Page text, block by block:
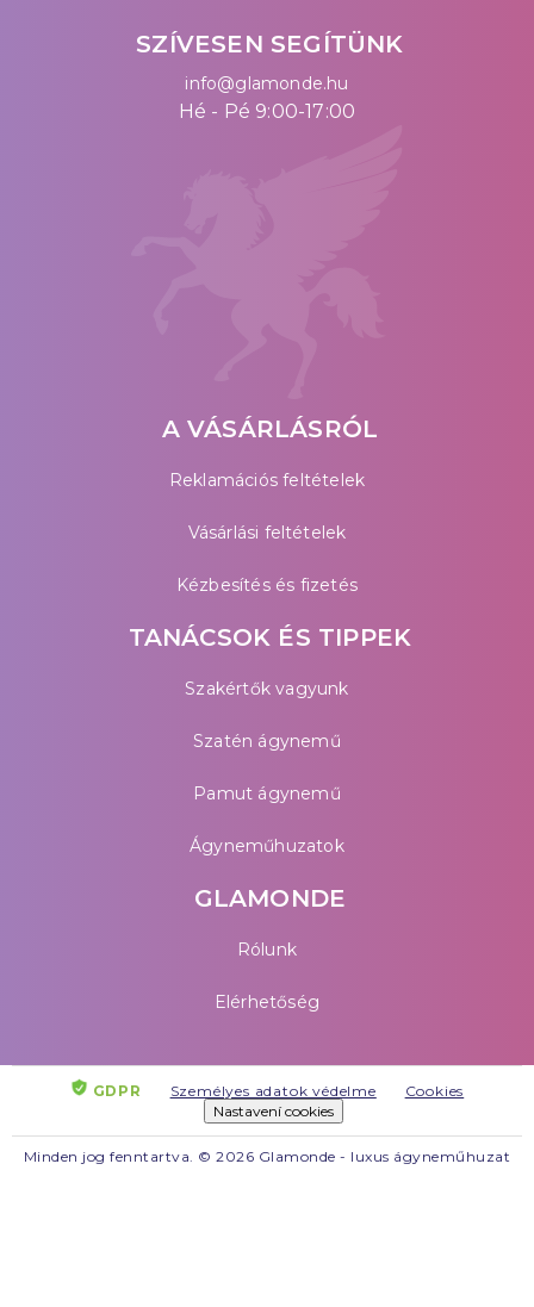
SZÍVESEN SEGÍTÜNK
info@glamonde.hu
Hé - Pé 9:00-17:00
A VÁSÁRLÁSRÓL
Reklamációs feltételek
Vásárlási feltételek
Kézbesítés és fizetés
TANÁCSOK ÉS TIPPEK
Szakértők vagyunk
Szatén ágynemű
Pamut ágynemű
Ágyneműhuzatok
GLAMONDE
Rólunk
Elérhetőség
GDPR Személyes adatok védelme
Cookies
Nastavení cookies
Minden jog fenntartva. © 2026 Glamonde - luxus ágyneműhuzat